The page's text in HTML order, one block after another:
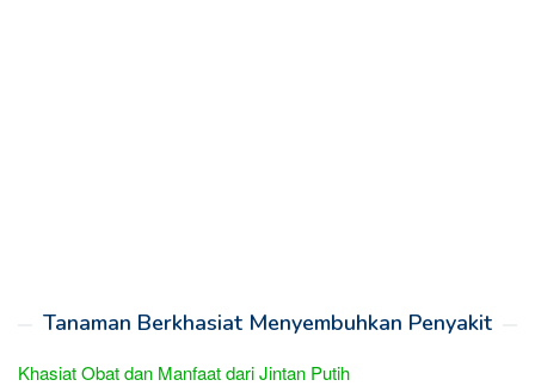
Tanaman Berkhasiat Menyembuhkan Penyakit
Khasiat Obat dan Manfaat dari Jintan Putih